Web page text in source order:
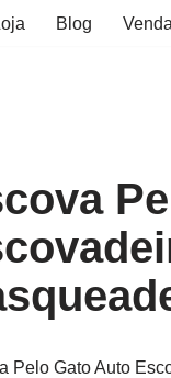
Blog
Pelo Gato Auto